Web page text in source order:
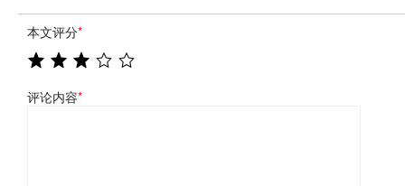
本文评分*
评论内容*